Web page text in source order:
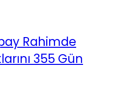
Rahimde
355 Gün